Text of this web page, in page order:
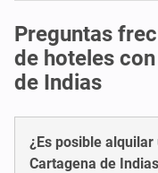
Preguntas
de hoteles
de Indias
¿Es posible
Cartagena de